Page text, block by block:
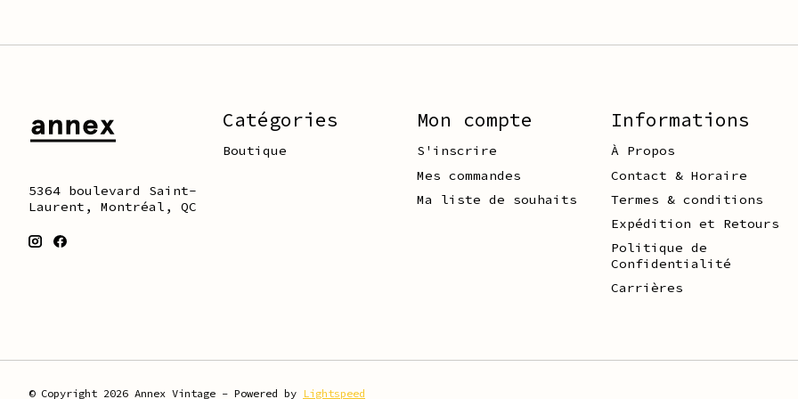
5364 boulevard Saint-
Laurent, Montréal, QC
Catégories
Boutique
Mon compte
S'inscrire
Mes commandes
Ma liste de souhaits
Informations
À Propos
Contact & Horaire
Termes & conditions
Expédition et Retours
Politique de
Confidentialité
Carrières
© Copyright 2026 Annex Vintage - Powered by Lightspeed